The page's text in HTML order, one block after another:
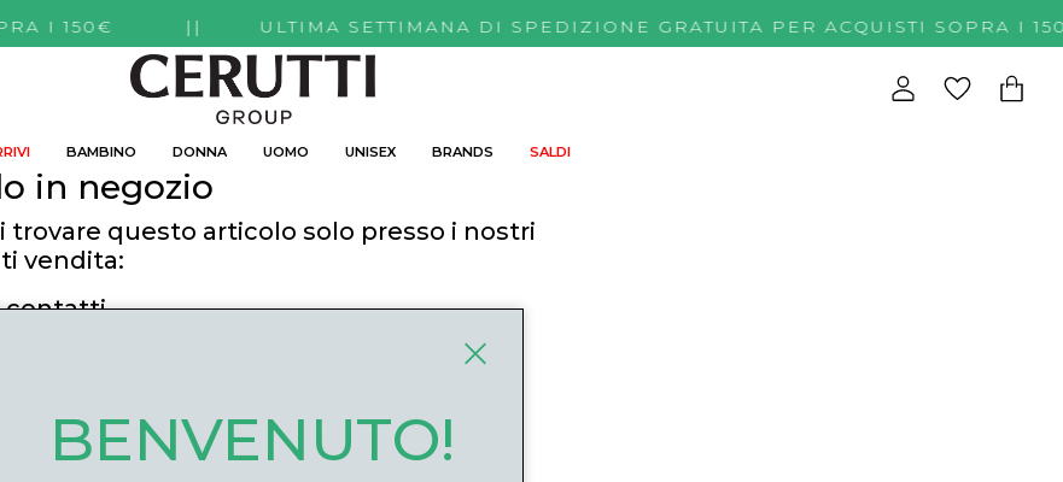
SOPRA I 150€ || ULTIMA SETTIMANA DI SPEDIZIONE GRATUITA PER ACQUISTI
BAMBINO DONNA UOMO UNISEX BRANDS SALDI
in negozio
trovare questo articolo solo presso i nostri
vendita:
contatti
Boutique
52 Cuneo 12100 Cuneo
BENVENUTO!